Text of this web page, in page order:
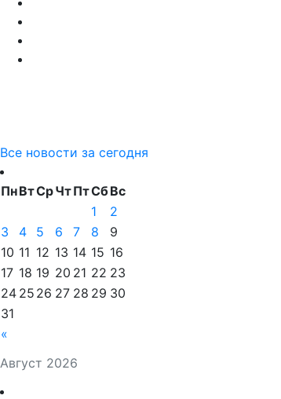
Все новости за сегодня
Август 2026
ПнВтСрЧтПтСбВс
«
1
2
3
4 5 6 7 8
9
10 11 12 13 14 15 16
17 18 19 20 21 22 23
24 25 26 27 28 29 30
31